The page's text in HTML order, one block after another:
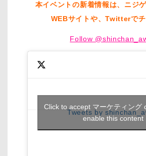
本イベントの新着情報は、ニジ
WEBサイトや、Twitterでチ
Follow
Tweets by
Click to accept マーケティング
enable this content